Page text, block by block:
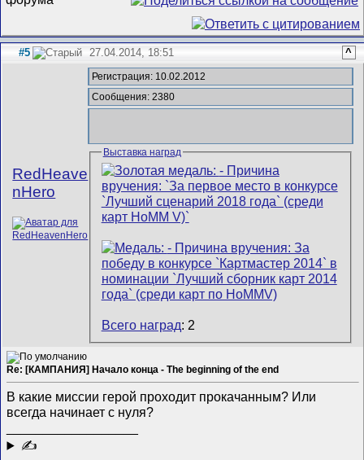
#5 27.04.2014, 18:51 ^
RedHeave
nHero
Регистрация: 10.02.2012
Сообщения: 2380
Выставка наград
Всего наград: 2
Re: [КАМПАНИЯ] Начало конца - The beginning of the end
В какие миссии герой проходит прокачанным? Или
всегда начинает с нуля?
✍